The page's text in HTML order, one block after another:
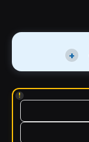
+
!